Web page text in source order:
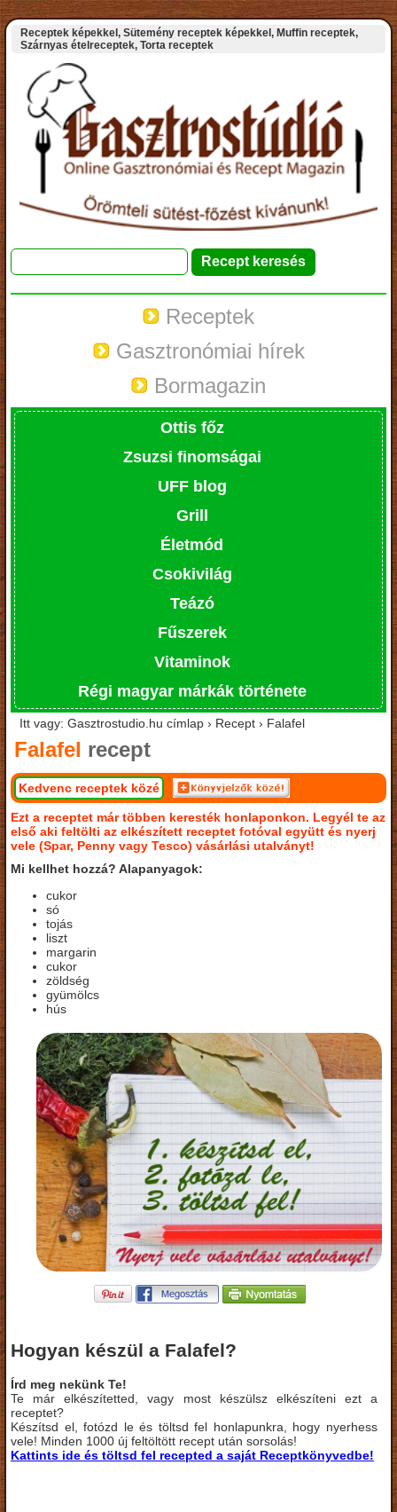
Receptek képekkel, Sütemény receptek képekkel, Muffin receptek,
Szárnyas ételreceptek, Torta receptek
Receptek
Gasztronómiai hírek
Bormagazin
Ottis főz
Zsuzsi finomságai
UFF blog
Grill
Életmód
Csokivilág
Teázó
Fűszerek
Vitaminok
Régi magyar márkák története
Itt vagy: Gasztrostudio.hu címlap › Recept › Falafel
Falafel recept
Kedvenc receptek közé
Ezt a receptet már többen keresték honlaponkon. Legyél te az
első aki feltölti az elkészített receptet fotóval együtt és nyerj
vele (Spar, Penny vagy Tesco) vásárlási utalványt!
Mi kellhet hozzá? Alapanyagok:
cukor
só
tojás
liszt
margarin
cukor
zöldség
gyümölcs
hús
Hogyan készül a Falafel?
Írd meg nekünk Te!
Te már elkészítetted, vagy most készülsz elkészíteni ezt a
receptet?
Készítsd el, fotózd le és töltsd fel honlapunkra, hogy nyerhess
vele! Minden 1000 új feltöltött recept után sorsolás!
Kattints ide és töltsd fel recepted a saját Receptkönyvedbe!